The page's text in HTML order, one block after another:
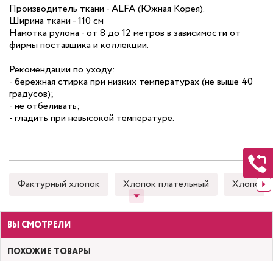
Производитель ткани - ALFA (Южная Корея).
Ширина ткани - 110 см
Намотка рулона - от 8 до 12 метров в зависимости от
фирмы поставщика и коллекции.
Рекомендации по уходу:
- бережная стирка при низких температурах (не выше 40
градусов);
- не отбеливать;
- гладить при невысокой температуре.
Фактурный хлопок Хлопок плательный Хлопок
ВЫ СМОТРЕЛИ
ПОХОЖИЕ ТОВАРЫ